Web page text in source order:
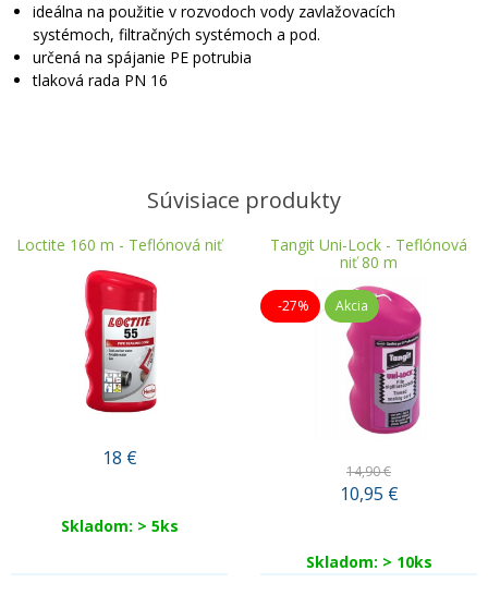
ideálna na použitie v rozvodoch vody zavlažovacích
systémoch, filtračných systémoch a pod.
určená na spájanie PE potrubia
tlaková rada PN 16
Súvisiace produkty
Loctite 160 m - Teflónová niť
18 €
Skladom: > 5ks
Tangit Uni-Lock - Teflónová
niť 80 m
-27% Akcia
14,90 €
10,95 €
Skladom: > 10ks